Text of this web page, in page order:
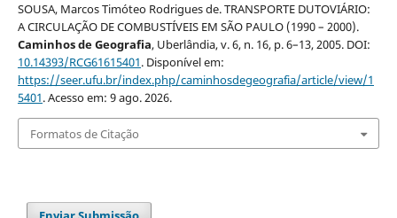
SOUSA, Marcos Timóteo Rodrigues de. TRANSPORTE DUTOVIÁRIO:
A CIRCULAÇÃO DE COMBUSTÍVEIS EM SÃO PAULO (1990 – 2000).
Caminhos de Geografia, Uberlândia, v. 6, n. 16, p. 6–13, 2005. DOI:
10.14393/RCG61615401. Disponível em:
https://seer.ufu.br/index.php/caminhosdegeografia/article/view/1
5401. Acesso em: 9 ago. 2026.
Formatos de Citação